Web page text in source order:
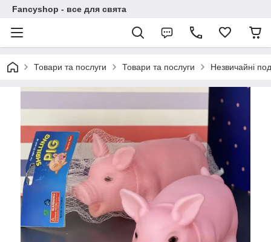
Fancyshop - все для свята
Товари та послуги Товари та послуги Незвичайні